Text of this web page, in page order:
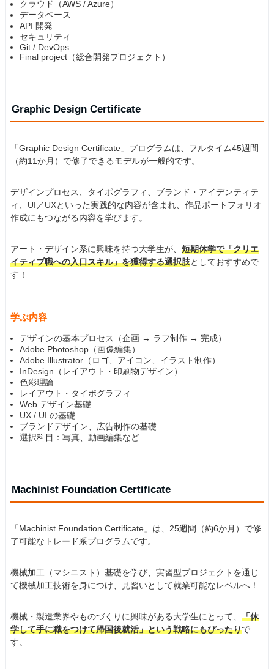
クラウド（AWS / Azure）
データベース
API 開発
セキュリティ
Git / DevOps
Final project（総合開発プロジェクト）
Graphic Design Certificate
「Graphic Design Certificate」プログラムは、フルタイム45週間
（約11か月）で修了できるモデルが一般的です。
デザインプロセス、タイポグラフィ、ブランド・アイデンティテ
ィ、UI／UXといった実践的な内容が含まれ、作品ポートフォリオ
作成にもつながる内容を学びます。
アート・デザイン系に興味を持つ大学生が、 短期休学で「クリエ
イティブ職への入口スキル」を獲得する選択肢としておすすめで
す！
学ぶ内容
デザインの基本プロセス（企画 → ラフ制作 → 完成）
Adobe Photoshop（画像編集）
Adobe Illustrator（ロゴ、アイコン、イラスト制作）
InDesign（レイアウト・印刷物デザイン）
色彩理論
レイアウト・タイポグラフィ
Web デザイン基礎
UX / UI の基礎
ブランドデザイン、広告制作の基礎
選択科目：写真、動画編集など
Machinist Foundation Certificate
「Machinist Foundation Certificate」は、25週間（約6か月）で修
了可能なトレード系プログラムです。
機械加工（マシニスト）基礎を学び、実習型プロジェクトを通じ
て機械加工技術を身につけ、見習いとして就業可能なレベルへ！
機械・製造業界やものづくりに興味がある大学生にとって、 「休
学して手に職をつけて帰国後就活」という戦略にもぴったりで
す。